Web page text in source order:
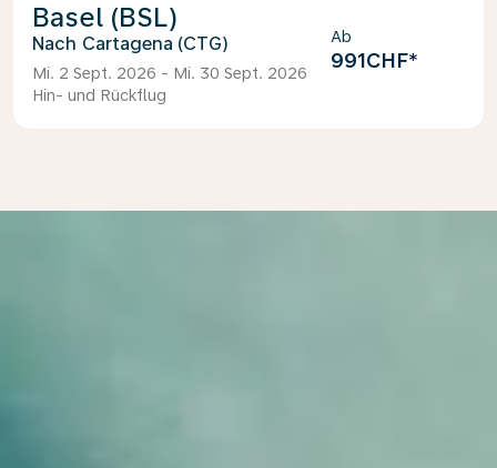
Basel (BSL)
Cartagena (CTG)
Mi. 2 Sept. 2026 - Mi. 30 Sept. 2026
Hin- und Rückflug
Ab
991CHF*